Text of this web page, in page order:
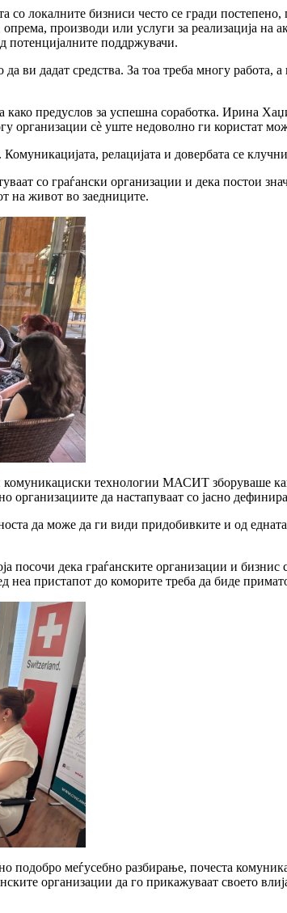
со локалните бизниси често се гради
производи или услуги за реализација на
потенцијалните поддржувачи.
ви дадат средства. За тоа треба многу
предуслов за успешна соработка. Ирина
организации сè уште недоволно ги користат
релацијата и довербата се
со граѓански организации и дека постои
на живот во заедниците.
технологии МАСИТ зборуваше
организациите да настапуваат со јасно
да може да ги види придобивките и од
дека граѓанските организации и бизнис
пристапот до коморите треба да биде
подобро меѓусебно разбирање, почеста
организации да го прикажуваат своето